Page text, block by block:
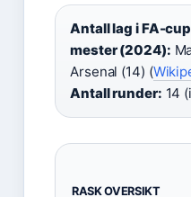
Antall lag i FA-
mester (2024):
Arsenal (14) (
Antall runder: 14
RASK OVERSIKT